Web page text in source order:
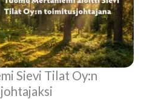
Sievi Tilat Oy:n